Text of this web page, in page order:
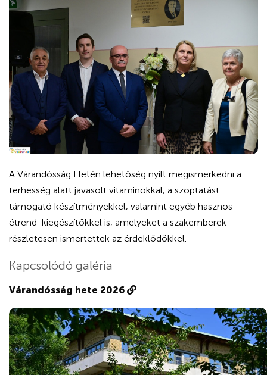
A Várandósság Hetén lehetőség nyílt megismerkedni a
terhesség alatt javasolt vitaminokkal, a szoptatást
támogató készítményekkel, valamint egyéb hasznos
étrend-kiegészítőkkel is, amelyeket a szakemberek
részletesen ismertettek az érdeklődőkkel.
Kapcsolódó galéria
Várandósság hete 2026